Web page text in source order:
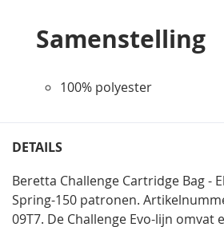
Samenstelling
100% polyester
DETAILS
Beretta Challenge Cartridge Bag -
Spring-150 patronen.
09T7. De Challenge Evo-lijn omvat